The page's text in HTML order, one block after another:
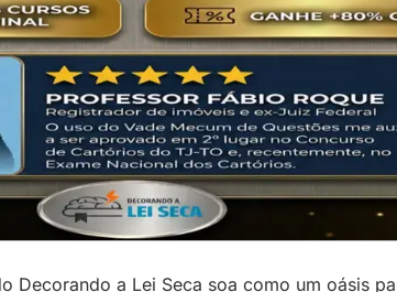
Decorando a Lei Seca soa como um oásis